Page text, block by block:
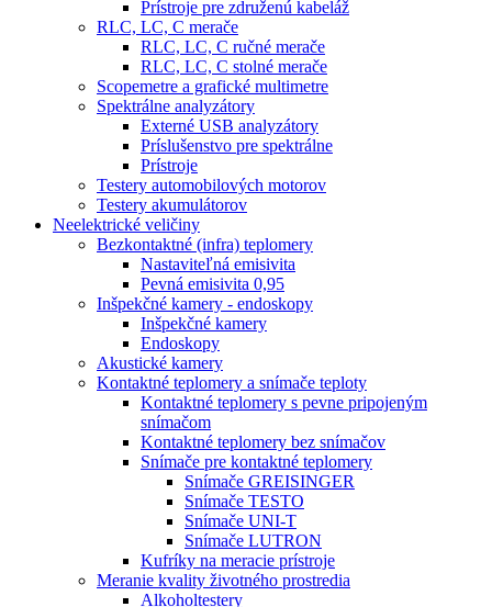
Prístroje pre združenú kabeláž
RLC, LC, C merače
RLC, LC, C ručné merače
RLC, LC, C stolné merače
Scopemetre a grafické multimetre
Spektrálne analyzátory
Externé USB analyzátory
Príslušenstvo pre spektrálne
Prístroje
Testery automobilových motorov
Testery akumulátorov
Neelektrické veličiny
Bezkontaktné (infra) teplomery
Nastaviteľná emisivita
Pevná emisivita 0,95
Inšpekčné kamery - endoskopy
Inšpekčné kamery
Endoskopy
Akustické kamery
Kontaktné teplomery a snímače teploty
Kontaktné teplomery s pevne pripojeným
snímačom
Kontaktné teplomery bez snímačov
Snímače pre kontaktné teplomery
Snímače GREISINGER
Snímače TESTO
Snímače UNI-T
Snímače LUTRON
Kufríky na meracie prístroje
Meranie kvality životného prostredia
Alkoholtestery